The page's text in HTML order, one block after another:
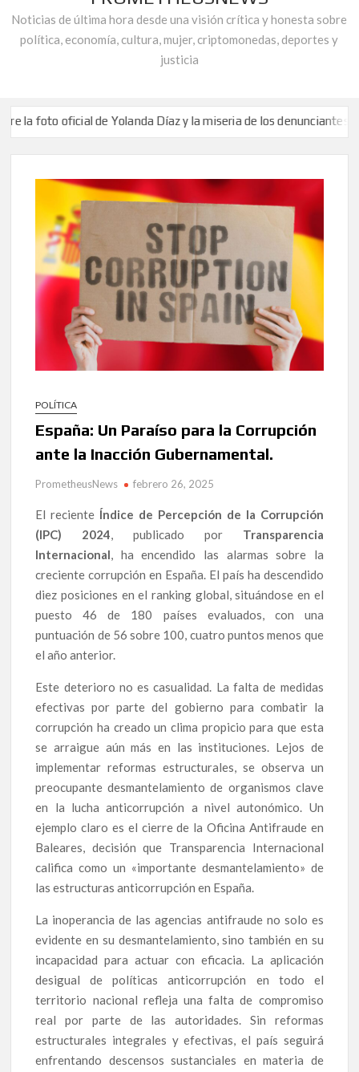
Noticias de última hora desde una visión crítica y honesta sobre
política, economía, cultura, mujer, criptomonedas, deportes y
justicia
oficial de Yolanda Díaz y la miseria de los denunciantes de
oficial de Yolanda Díaz y la miseria de los denunciantes de
la Telaraña de la Corrupción: Capítulo 171 de ‘El Barco del Capitán
responde a Juan Carlos Abascal Candás, Alcalde de
POLÍTICA
España: Un Paraíso para la Corrupción
ante la Inacción Gubernamental.
PrometheusNews febrero 26, 2025
El reciente Índice de Percepción de la Corrupción
(IPC) 2024, publicado por Transparencia
Internacional, ha encendido las alarmas sobre la
creciente corrupción en España. El país ha descendido
diez posiciones en el ranking global, situándose en el
puesto 46 de 180 países evaluados, con una
puntuación de 56 sobre 100, cuatro puntos menos que
el año anterior.
Este deterioro no es casualidad. La falta de medidas
efectivas por parte del gobierno para combatir la
corrupción ha creado un clima propicio para que esta
se arraigue aún más en las instituciones. Lejos de
implementar reformas estructurales, se observa un
preocupante desmantelamiento de organismos clave
en la lucha anticorrupción a nivel autonómico. Un
ejemplo claro es el cierre de la Oficina Antifraude en
Baleares, decisión que Transparencia Internacional
califica como un «importante desmantelamiento» de
las estructuras anticorrupción en España.
La inoperancia de las agencias antifraude no solo es
evidente en su desmantelamiento, sino también en su
incapacidad para actuar con eficacia. La aplicación
desigual de políticas anticorrupción en todo el
territorio nacional refleja una falta de compromiso
real por parte de las autoridades. Sin reformas
estructurales integrales y efectivas, el país seguirá
enfrentando descensos sustanciales en materia de